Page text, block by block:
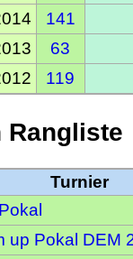
141
63
119
Rangliste
Turnier
up Pokal DEM